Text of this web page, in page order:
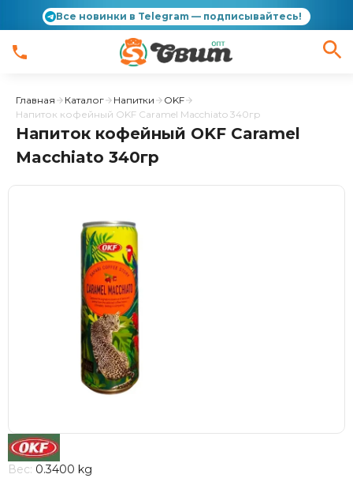
Все новинки в Telegram — подписывайтесь!
Главная Каталог Напитки
OKF
Напиток кофейный OKF Caramel Macchiato 340гр
Напиток кофейный OKF Caramel
Macchiato 340гр
Вес: 0.3400 kg